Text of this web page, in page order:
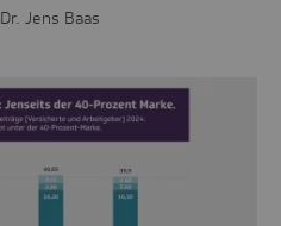
Dr. Jens Baas